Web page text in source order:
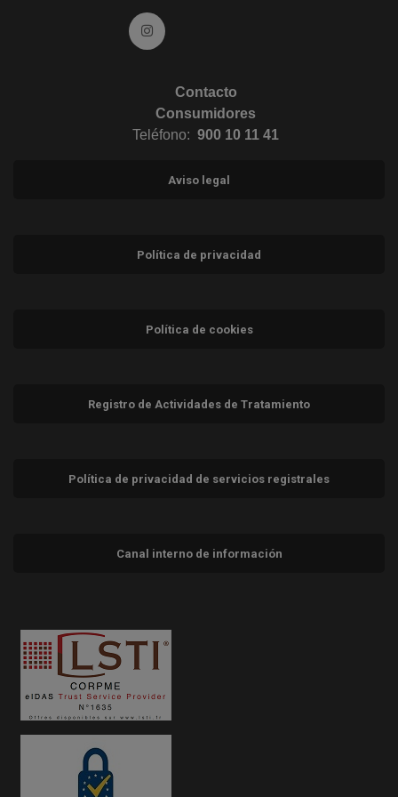
Ir a Instagram (abre en ventana nueva)
Contacto
Consumidores
Teléfono: 900 10 11 41
Aviso legal
Política de privacidad
Política de cookies
Registro de Actividades de Tratamiento
Política de privacidad de servicios registrales
Canal interno de información